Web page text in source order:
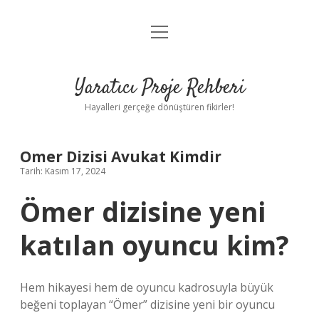
Anasayfa
Yasal Uyarı
menüyü
Yaratıcı Proje Rehberi
Hayalleri gerçeğe dönüştüren fikirler!
Omer Dizisi Avukat Kimdir
Tarih: Kasım 17, 2024
Ömer dizisine yeni
katılan oyuncu kim?
Hem hikayesi hem de oyuncu kadrosuyla büyük
beğeni toplayan “Ömer” dizisine yeni bir oyuncu